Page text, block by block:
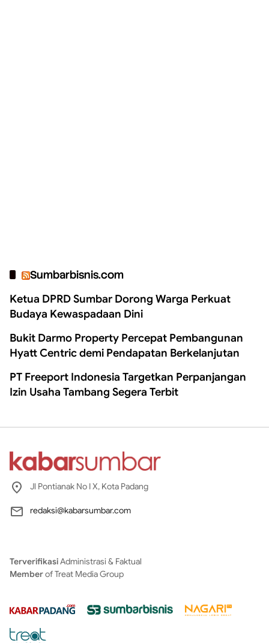
Sumbarbisnis.com
Ketua DPRD Sumbar Dorong Warga Perkuat
Budaya Kewaspadaan Dini
Bukit Darmo Property Percepat Pembangunan
Hyatt Centric demi Pendapatan Berkelanjutan
PT Freeport Indonesia Targetkan Perpanjangan
Izin Usaha Tambang Segera Terbit
Jl Pontianak No I X, Kota Padang
redaksi@kabarsumbar.com
TerverifikasiAdministrasi & Faktual
Memberof Treat Media Group